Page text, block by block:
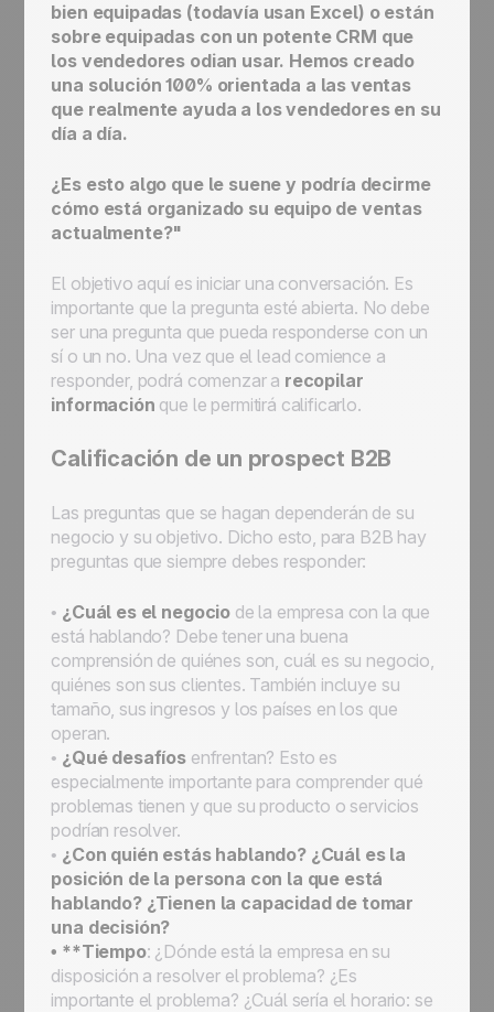
bien equipadas (todavía usan Excel) o están
sobre equipadas con un potente CRM que
los vendedores odian usar. Hemos creado
una solución 100% orientada a las ventas
que realmente ayuda a los vendedores en su
día a día.
¿Es esto algo que le suene y podría decirme
cómo está organizado su equipo de ventas
actualmente?"
El objetivo aquí es iniciar una conversación. Es
importante que la pregunta esté abierta. No debe
ser una pregunta que pueda responderse con un
sí o un no. Una vez que el lead comience a
responder, podrá comenzar a recopilar
información que le permitirá calificarlo.
Calificación de un prospect B2B
Las preguntas que se hagan dependerán de su
negocio y su objetivo. Dicho esto, para B2B hay
preguntas que siempre debes responder:
• ¿Cuál es el negocio de la empresa con la que
está hablando? Debe tener una buena
comprensión de quiénes son, cuál es su negocio,
quiénes son sus clientes. También incluye su
tamaño, sus ingresos y los países en los que
operan.
• ¿Qué desafíos enfrentan? Esto es
especialmente importante para comprender qué
problemas tienen y que su producto o servicios
podrían resolver.
• ¿Con quién estás hablando? ¿Cuál es la
posición de la persona con la que está
hablando? ¿Tienen la capacidad de tomar
una decisión?
• **Tiempo: ¿Dónde está la empresa en su
disposición a resolver el problema? ¿Es
importante el problema? ¿Cuál sería el horario: se